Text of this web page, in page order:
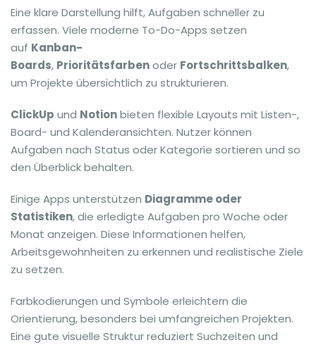
Eine klare Darstellung hilft, Aufgaben schneller zu
erfassen. Viele moderne To-Do-Apps setzen
auf Kanban-
Boards, Prioritätsfarbenoder Fortschrittsbalken,
um Projekte übersichtlich zu strukturieren.
ClickUp und Notionbieten flexible Layouts mit Listen-,
Board- und Kalenderansichten. Nutzer können
Aufgaben nach Status oder Kategorie sortieren und so
den Überblick behalten.
Einige Apps unterstützen Diagramme oder
Statistiken, die erledigte Aufgaben pro Woche oder
Monat anzeigen. Diese Informationen helfen,
Arbeitsgewohnheiten zu erkennen und realistische Ziele
zu setzen.
Farbkodierungen und Symbole erleichtern die
Orientierung, besonders bei umfangreichen Projekten.
Eine gute visuelle Struktur reduziert Suchzeiten und